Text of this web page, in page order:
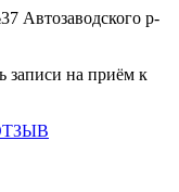
Автозаводского р-
записи на приём к